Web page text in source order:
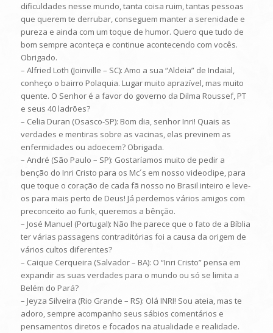
dificuldades nesse mundo, tanta coisa ruim, tantas pessoas
que querem te derrubar, conseguem manter a serenidade e
pureza e ainda com um toque de humor. Quero que tudo de
bom sempre aconteça e continue acontecendo com vocês.
Obrigado.
– Alfried Loth (Joinville – SC): Amo a sua “Aldeia” de Indaial,
conheço o bairro Polaquia. Lugar muito aprazível, mas muito
quente. O Senhor é a favor do governo da Dilma Roussef, PT
e seus 40 ladrões?
– Celia Duran (Osasco-SP): Bom dia, senhor Inri! Quais as
verdades e mentiras sobre as vacinas, elas previnem as
enfermidades ou adoecem? Obrigada.
– André (São Paulo – SP): Gostaríamos muito de pedir a
benção do Inri Cristo para os Mc´s em nosso videoclipe, para
que toque o coração de cada fã nosso no Brasil inteiro e leve-
os para mais perto de Deus! Já perdemos vários amigos com
preconceito ao funk, queremos a bênção.
– José Manuel (Portugal): Não lhe parece que o fato de a Bíblia
ter várias passagens contraditórias foi a causa da origem de
vários cultos diferentes?
– Caique Cerqueira (Salvador – BA): O “Inri Cristo” pensa em
expandir as suas verdades para o mundo ou só se limita a
Belém do Pará?
– Jeyza Silveira (Rio Grande – RS): Olá INRI! Sou ateia, mas te
adoro, sempre acompanho seus sábios comentários e
pensamentos diretos e focados na atualidade e realidade.